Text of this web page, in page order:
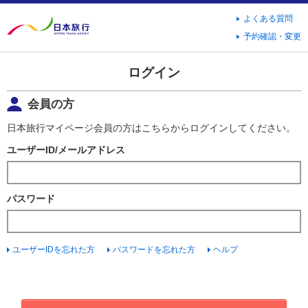
よくある質問
予約確認・変更
ログイン
会員の方
日本旅行マイページ会員の方はこちらからログインしてください。
ユーザーID/メールアドレス
パスワード
ユーザーIDを忘れた方 パスワードを忘れた方 ヘルプ